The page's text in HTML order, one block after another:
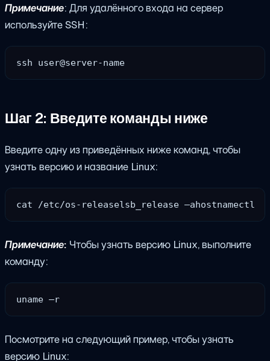
Примечание: Для удалённого входа на сервер
используйте SSH:
ssh user@server-name
Шаг 2: Введите команды ниже
Введите одну из приведённых ниже команд, чтобы
узнать версию и название Linux:
cat /etc/os-releaselsb_release –ahostnamectl
Примечание: Чтобы узнать версию Linux, выполните
команду:
uname –r
Посмотрите на следующий пример, чтобы узнать
версию Linux: